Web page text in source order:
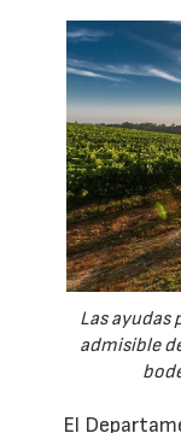
Las
admisible
El